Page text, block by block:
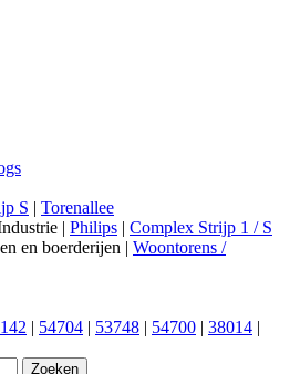
S | Torenallee
| Philips | Complex Strijp 1 / S
en boerderijen | Woontorens /
| 54704 | 53748 | 54700 | 38014 |